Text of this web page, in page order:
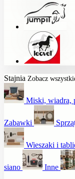
Stajnia Zobacz
Miski, wiadra,
Zabawki
Wieszaki i
siano Inne